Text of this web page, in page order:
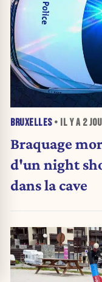
BRUXELLES• IL Y A 2
Braquage
d'un night
dans la cave